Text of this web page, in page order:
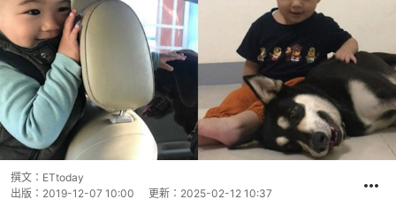
撰文： ETtoday
出版： 2019-12-07 10:00 更新： 2025-02-12 10:37